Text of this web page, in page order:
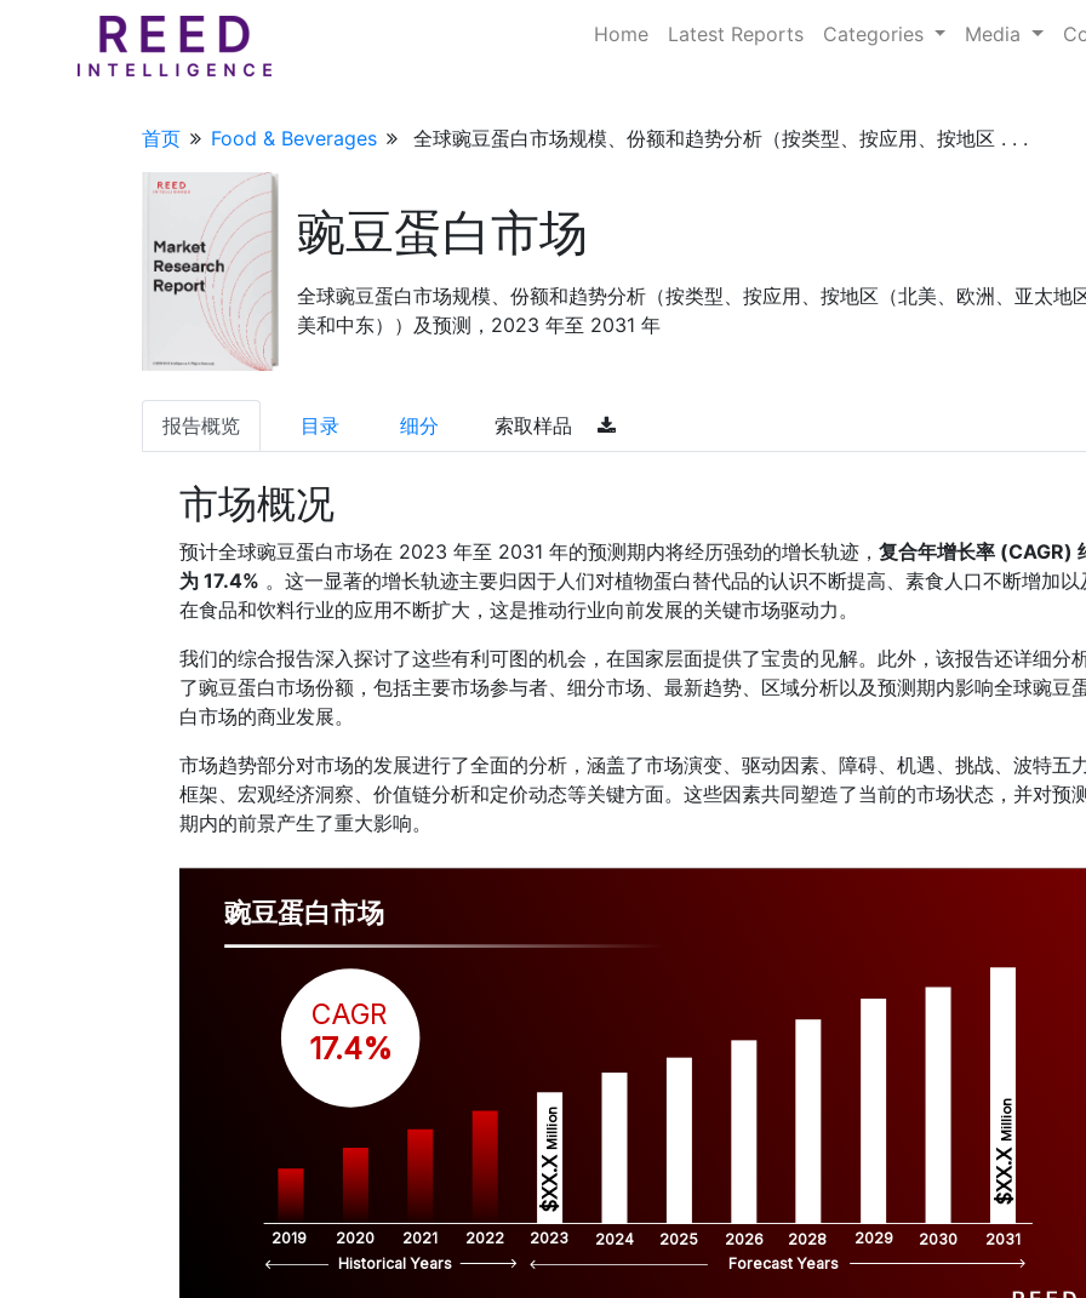
Home Latest Reports Categories Media
首页 Food & Beverages 全球豌豆蛋白市场规模、份额和趋势分析（按类型、按应用、按地区 . . .
豌豆蛋白市场
全球豌豆蛋白市场规模、份额和趋势分析（按类型、按应用、按地区（北美、欧洲、亚太地
美和中东））及预测，2023 年至 2031 年
报告概览 目录 细分 索取样品
市场概况
预计全球豌豆蛋白市场在 2023 年至 2031 年的预测期内将经历强劲的增长轨迹， 复合年增长率 (CAGR)
为 17.4% 。这一显著的增长轨迹主要归因于人们对植物蛋白替代品的认识不断提高、素食人口不断增加以
在食品和饮料行业的应用不断扩大，这是推动行业向前发展的关键市场驱动力。
我们的综合报告深入探讨了这些有利可图的机会，在国家层面提供了宝贵的见解。此外，该报告还详细分
了豌豆蛋白市场份额，包括主要市场参与者、细分市场、最新趋势、区域分析以及预测期内影响全球豌豆
白市场的商业发展。
市场趋势部分对市场的发展进行了全面的分析，涵盖了市场演变、驱动因素、障碍、机遇、挑战、波特五
框架、宏观经济洞察、价值链分析和定价动态等关键方面。这些因素共同塑造了当前的市场状态，并对预测
期内的前景产生了重大影响。
豌豆蛋白市场
2019 2020 2021 2022 2023 2024 2025 2026 2028 2029 2030 2031
$XX.X
Million
$XX.X
Million
CAGR
17.4%
Historical Years Forecast Years